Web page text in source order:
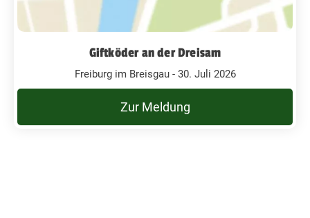
Giftköder an der Dreisam
Freiburg im Breisgau - 30. Juli 2026
Zur Meldung